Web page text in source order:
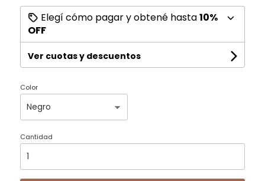
Elegí cómo pagar y obtené hasta10%
OFF
Ver cuotas y descuentos
Color
Cantidad